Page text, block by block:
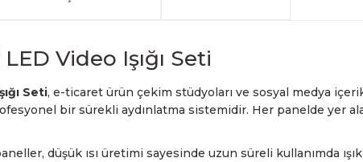
LED Video Işığı Seti
Seti, e-ticaret ürün çekim stüdyoları ve sosyal medya
bir sürekli aydınlatma sistemidir. Her panelde yer
düşük ısı üretimi sayesinde uzun süreli kullanımda